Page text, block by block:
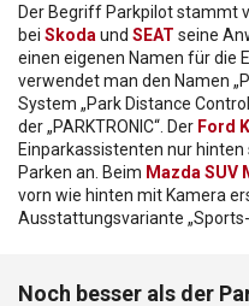
Der Begriff Parkpilot stammt
bei Skoda und SEAT seine
einen eigenen Namen für die
verwendet man den Namen
System „Park Distance
der „PARKTRONIC“. Der Ford
Einparkassistenten nur
Parken an. Beim Mazda SUV
vorn wie hinten mit Kamera
Ausstattungsvariante
Noch besser als der